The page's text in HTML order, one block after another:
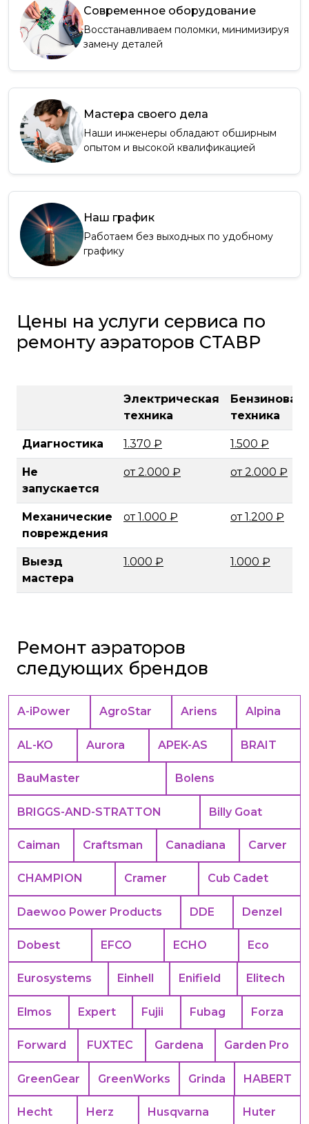
Современное оборудование
Восстанавливаем поломки, минимизируя
замену деталей
Мастера своего дела
Наши инженеры обладают обширным
опытом и высокой квалификацией
Наш график
Работаем без выходных по удобному
графику
Цены на услуги сервиса по
ремонту аэраторов СТАВР
Электрическая
техника
Бензиновая
техника
Диагностика 1.370 ₽ 1.500 ₽
Не
запускается
от 2.000 ₽ от 2.000 ₽
Механические
повреждения
от 1.000 ₽ от 1.200 ₽
Выезд
мастера
1.000 ₽ 1.000 ₽
Ремонт аэраторов
следующих брендов
A-iPower AgroStar Ariens Alpina
AL-KO Aurora APEK-АS BRAIT
BauMaster Bolens
BRIGGS-AND-STRATTON Billy Goat
Caiman Craftsman Canadiana Carver
CHAMPION Cramer Cub Cadet
Daewoo Power Products DDE Denzel
Dobest EFCO ECHO Eco
Eurosystems Einhell Enifield Elitech
Elmos Expert Fujii Fubag Forza
Forward FUXTEC Gardena Garden Pro
GreenGear GreenWorks Grinda HABERT
Hecht Herz Husqvarna Huter